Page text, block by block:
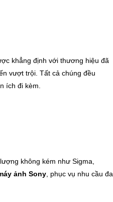
khẳng định với thương hiệu đã
vượt trội. Tất cả chúng đều
ích đi kèm.
không kém như Sigma,
ảnh Sony , phục vụ nhu cầu đa